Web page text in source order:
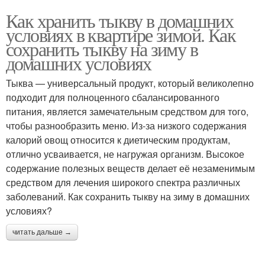
Как хранить тыкву в домашних
условиях в квартире зимой. Как
сохранить тыкву на зиму в
домашних условиях
Тыква — универсальный продукт, который великолепно
подходит для полноценного сбалансированного
питания, является замечательным средством для того,
чтобы разнообразить меню. Из-за низкого содержания
калорий овощ относится к диетическим продуктам,
отлично усваивается, не нагружая организм. Высокое
содержание полезных веществ делает её незаменимым
средством для лечения широкого спектра различных
заболеваний. Как сохранить тыкву на зиму в домашних
условиях?
читать дальше →